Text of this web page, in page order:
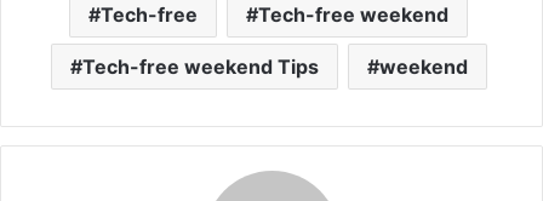
Tech-free Tech-free weekend
Tech-free weekend Tips weekend